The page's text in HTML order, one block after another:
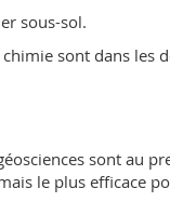
sous-sol.
sont dans les
sont au
le plus efficace